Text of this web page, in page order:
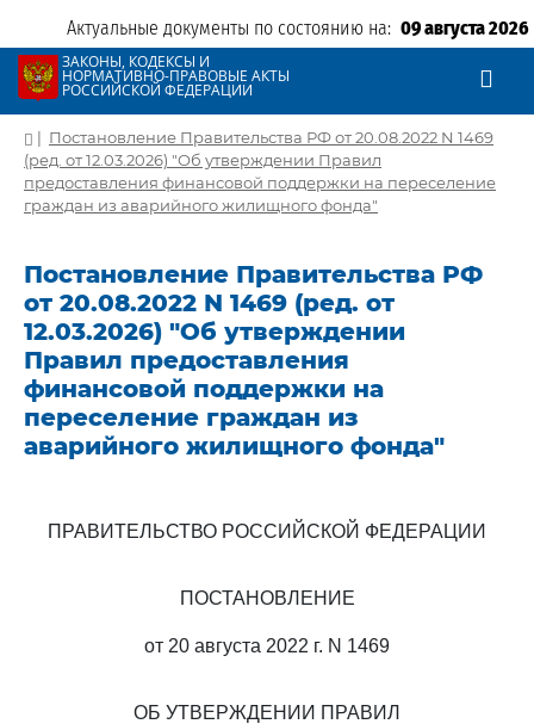
Актуальные документы по состоянию на: 09 августа 2026
ЗАКОНЫ, КОДЕКСЫ И
НОРМАТИВНО-ПРАВОВЫЕ АКТЫ
РОССИЙСКОЙ ФЕДЕРАЦИИ
| Постановление Правительства РФ от 20.08.2022 N 1469
(ред. от 12.03.2026) "Об утверждении Правил
предоставления финансовой поддержки на переселение
граждан из аварийного жилищного фонда"
Постановление Правительства РФ
от 20.08.2022 N 1469 (ред. от
12.03.2026) "Об утверждении
Правил предоставления
финансовой поддержки на
переселение граждан из
аварийного жилищного фонда"
ПРАВИТЕЛЬСТВО РОССИЙСКОЙ ФЕДЕРАЦИИ
ПОСТАНОВЛЕНИЕ
от 20 августа 2022 г. N 1469
ОБ УТВЕРЖДЕНИИ ПРАВИЛ